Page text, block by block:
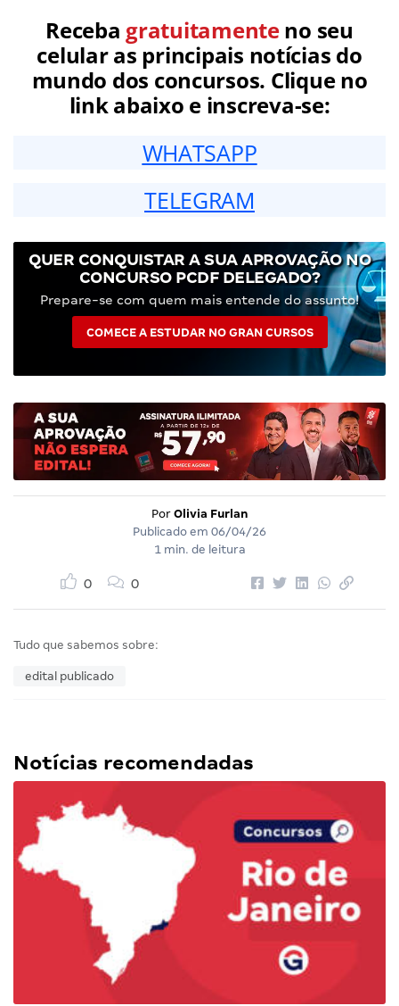
Receba gratuitamenteno seu
celular as principais notícias do
mundo dos concursos. Clique no
link abaixo e inscreva-se:
WHATSAPP
TELEGRAM
QUER CONQUISTAR A SUA APROVAÇÃO NO
CONCURSO PCDF DELEGADO?
Prepare-se com quem mais entende do assunto!
COMECE A ESTUDAR NO GRAN CURSOS
Por Olivia Furlan
Publicado em 06/04/26
1 min. de leitura
0 0
Tudo que sabemos sobre:
edital publicado
Notícias recomendadas